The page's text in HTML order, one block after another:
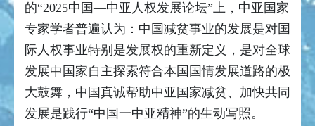
的“2025中国—中亚人权发展论坛”上，中亚国家
专家学者普遍认为：中国减贫事业的发展是对国
际人权事业特别是发展权的重新定义，是对全球
发展中国家自主探索符合本国国情发展道路的极
大鼓舞，中国真诚帮助中亚国家减贫、加快共同
发展是践行“中国一中亚精神”的生动写照。